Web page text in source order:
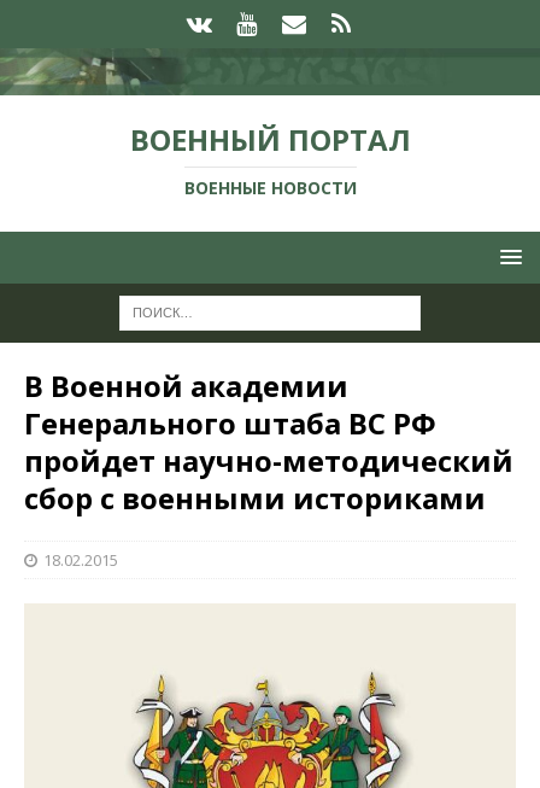
ВОЕННЫЙ ПОРТАЛ
ВОЕННЫЕ НОВОСТИ
В Военной академии
Генерального штаба ВС РФ
пройдет научно-методический
сбор с военными историками
18.02.2015